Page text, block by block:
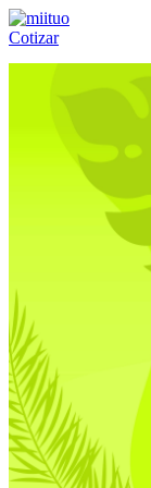
Cotizar
(55)